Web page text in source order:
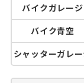
バイクガレージ
バイク青空
シャッターガレ